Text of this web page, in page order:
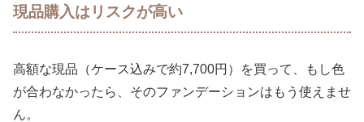
現品購入はリスクが高い
高額な現品（ケース込みで約7,700円）を買って、もし色
が合わなかったら、そのファンデーションはもう使えませ
ん。